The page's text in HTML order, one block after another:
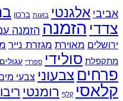
אביבי אלגנטי בועות ברכון
צדדי הזמנה הזמנה
ירושלים מאוירת מגזרת נייר
מתקפלת סולידי ספרדי עגולים
פרחים צבעוני צבעי
קלאסי קלף רומנטי